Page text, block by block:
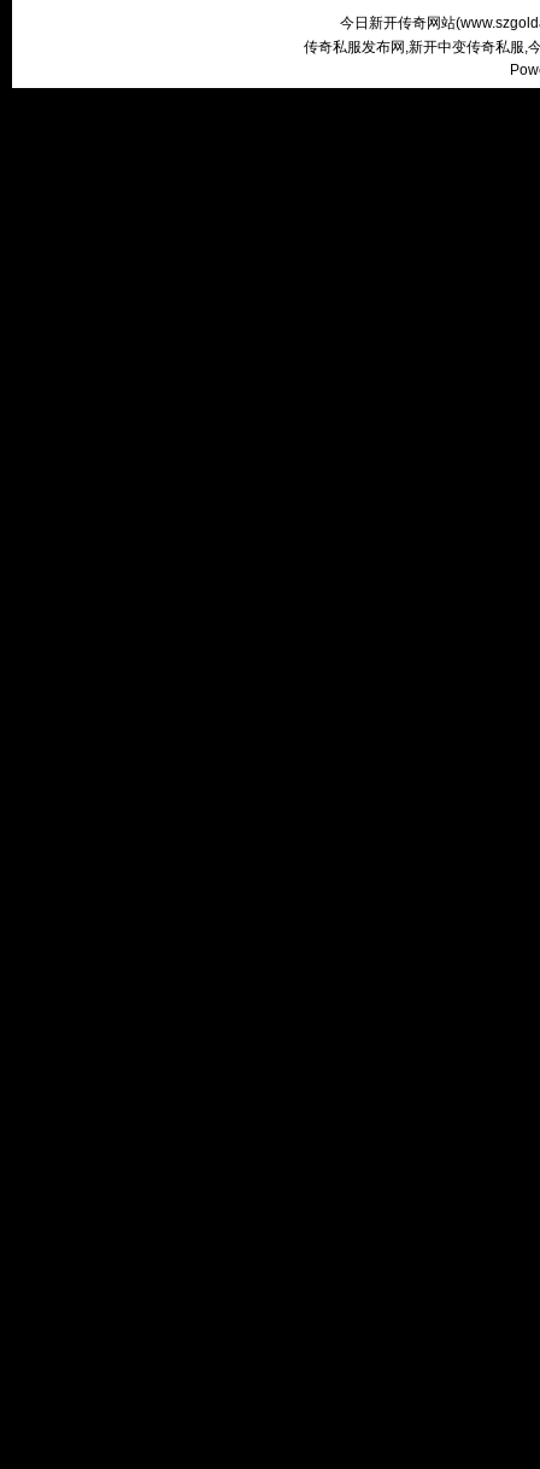
今日新开传奇网站(
传奇私服发布网,新开中变传奇私服,